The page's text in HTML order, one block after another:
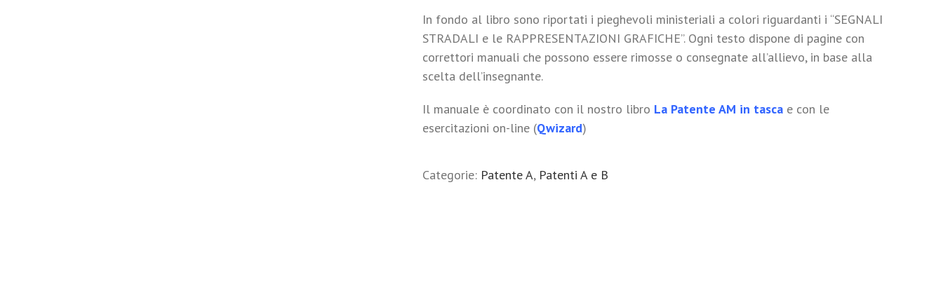
In fondo al libro sono riportati i pieghevoli ministeriali a colori riguardanti i “SEGNALI
STRADALI e le RAPPRESENTAZIONI GRAFICHE”. Ogni testo dispone di pagine con
correttori manuali che possono essere rimosse o consegnate all’allievo, in base alla
scelta dell’insegnante.
Il manuale è coordinato con il nostro libro La Patente AM in tasca e con le
esercitazioni on-line (Qwizard)
Categorie: Patente A, Patenti A e B